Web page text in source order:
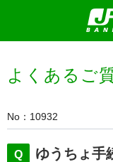
よくあるご
No 10932
ゆうちょ手